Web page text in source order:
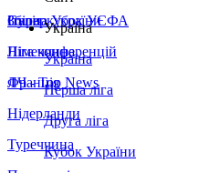
Збірна України
Італія
Німеччина
Франція
Нідерланди
Туреччина
Суперкубок УЄФА
Ліга конференцій
ЛЧ - Top News
Україна
Україна
Перша ліга
Друга ліга
Кубок України